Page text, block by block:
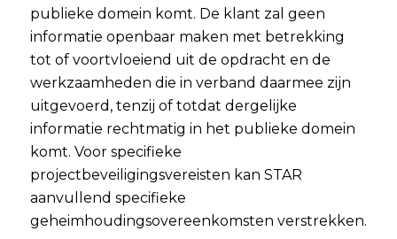
publieke domein komt. De klant zal geen
informatie openbaar maken met betrekking
tot of voortvloeiend uit de opdracht en de
werkzaamheden die in verband daarmee zijn
uitgevoerd, tenzij of totdat dergelijke
informatie rechtmatig in het publieke domein
komt. Voor specifieke
projectbeveiligingsvereisten kan STAR
aanvullend specifieke
geheimhoudingsovereenkomsten verstrekken.